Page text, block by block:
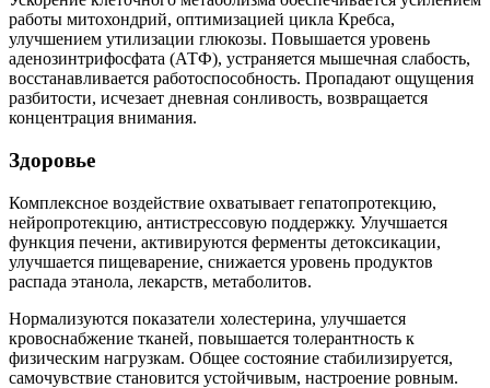
работы митохондрий, оптимизацией цикла Кребса,
улучшением утилизации глюкозы. Повышается уровень
аденозинтрифосфата (АТФ), устраняется мышечная слабость,
восстанавливается работоспособность. Пропадают ощущения
разбитости, исчезает дневная сонливость, возвращается
концентрация внимания.
Здоровье
Комплексное воздействие охватывает гепатопротекцию,
нейропротекцию, антистрессовую поддержку. Улучшается
функция печени, активируются ферменты детоксикации,
улучшается пищеварение, снижается уровень продуктов
распада этанола, лекарств, метаболитов.
Нормализуются показатели холестерина, улучшается
кровоснабжение тканей, повышается толерантность к
физическим нагрузкам. Общее состояние стабилизируется,
самочувствие становится устойчивым, настроение ровным.